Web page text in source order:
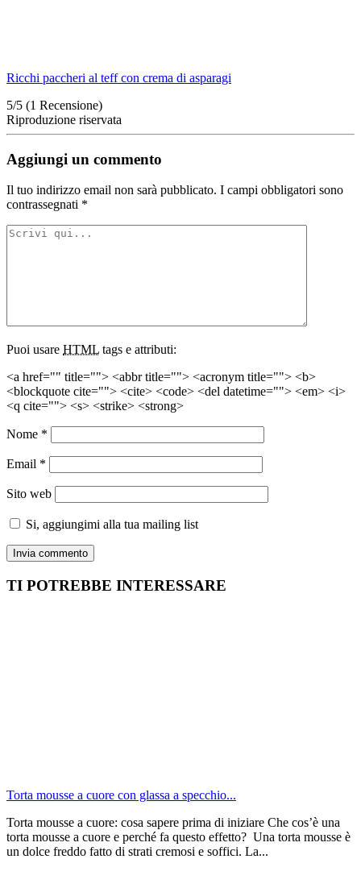
Ricchi paccheri al teff con crema di asparagi
5/5 (1 Recensione)
Riproduzione riservata
Aggiungi un commento
Il tuo indirizzo email non sarà pubblicato. I campi obbligatori sono
contrassegnati *
Puoi usare HTML tags e attributi:
<a href="" title=""> <abbr title=""> <acronym title=""> <b>
<blockquote cite=""> <cite> <code> <del datetime=""> <em> <i>
<q cite=""> <s> <strike> <strong>
Nome *
Email *
Sito web
Si, aggiungimi alla tua mailing list
TI POTREBBE INTERESSARE
Torta mousse a cuore con glassa a specchio...
Torta mousse a cuore: cosa sapere prima di iniziare Che cos’è una
torta mousse a cuore e perché fa questo effetto? Una torta mousse è
un dolce freddo fatto di strati cremosi e soffici. La...